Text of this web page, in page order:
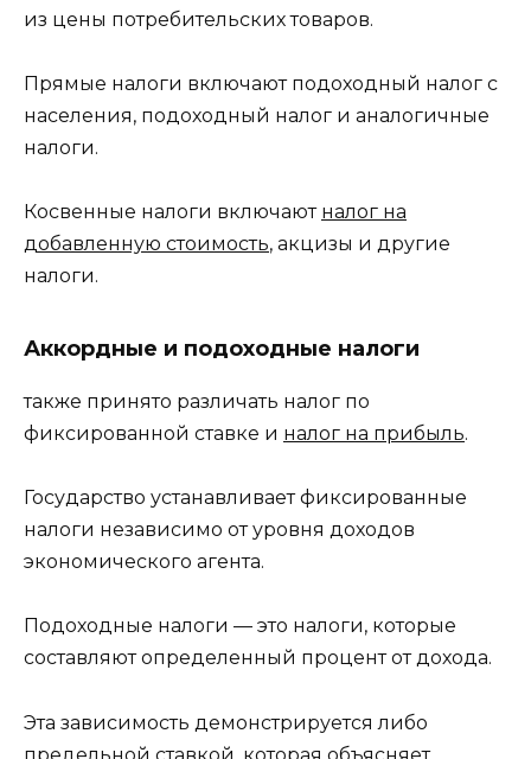
из цены потребительских товаров.
Прямые налоги включают подоходный налог с
населения, подоходный налог и аналогичные
налоги.
Косвенные налоги включают налог на
добавленную стоимость, акцизы и другие
налоги.
Аккордные и подоходные налоги
также принято различать налог по
фиксированной ставке и налог на прибыль.
Государство устанавливает фиксированные
налоги независимо от уровня доходов
экономического агента.
Подоходные налоги — это налоги, которые
составляют определенный процент от дохода.
Эта зависимость демонстрируется либо
предельной ставкой, которая объясняет,